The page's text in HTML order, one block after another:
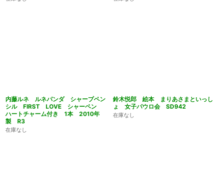
内藤ルネ ルネパンダ シャープペン
シル FIRST LOVE シャーペン
ハートチャーム付き 1本 2010年
製 R3
在庫なし
鈴木悦郎 絵本 まりあさまといっし
ょ 女子パウロ会 SD942
在庫なし